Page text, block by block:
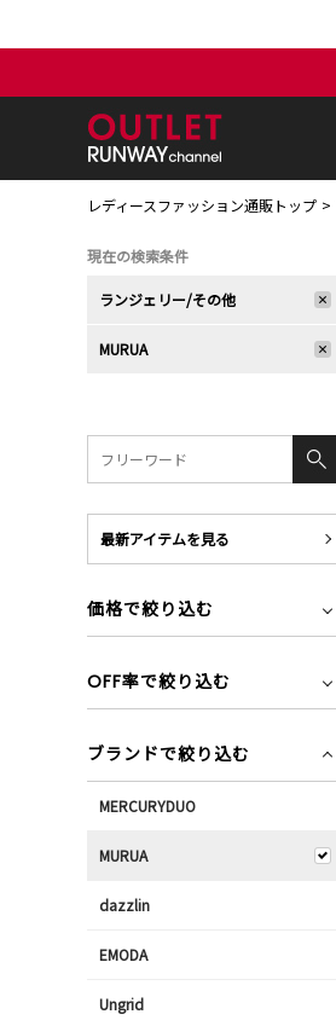
レディースファッション通販トップ
現在の検索条件
ランジェリー/その他
MURUA
最新アイテムを見る
価格で絞り込む
OFF率で絞り込む
ブランドで絞り込む
MERCURYDUO
MURUA
dazzlin
EMODA
Ungrid